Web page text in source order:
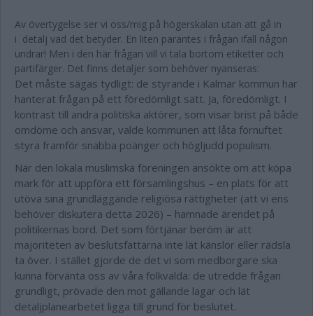
Av övertygelse ser vi oss/mig på högerskalan utan att gå in
i detalj vad det betyder. En liten parantes i frågan ifall någon
undrar! Men i den här frågan vill vi tala bortom etiketter och
partifärger. Det finns detaljer som behöver nyanseras:
Det måste sägas tydligt: de styrande i Kalmar kommun har
hanterat frågan på ett föredömligt sätt. Ja, föredömligt. I
kontrast till andra politiska aktörer, som visar brist på både
omdöme och ansvar, valde kommunen att låta förnuftet
styra framför snabba poänger och högljudd populism.
När den lokala muslimska föreningen ansökte om att köpa
mark för att uppföra ett församlingshus – en plats för att
utöva sina grundläggande religiösa rättigheter (att vi ens
behöver diskutera detta 2026) – hamnade ärendet på
politikernas bord. Det som förtjänar beröm är att
majoriteten av beslutsfattarna inte lät känslor eller rädsla
ta över. I stället gjorde de det vi som medborgare ska
kunna förvänta oss av våra folkvalda: de utredde frågan
grundligt, prövade den mot gällande lagar och lät
detaljplanearbetet ligga till grund för beslutet.